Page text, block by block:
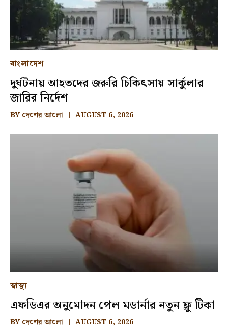
বাংলাদেশ
দুর্ঘটনায় আহতদের জরুরি চিকিৎসায় সার্কুলার
জারির নির্দেশ
BY দেশের আলো AUGUST 6, 2026
স্বাস্থ্য
এফডিএর অনুমোদন পেল মডার্নার নতুন ফ্লু টিকা
BY দেশের আলো AUGUST 6, 2026